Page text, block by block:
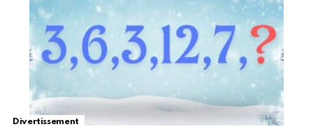
Divertissement